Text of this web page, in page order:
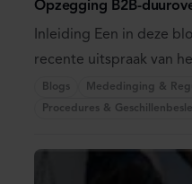
Opzegging B2B-
Inleiding Een in deze
recente uitspraak van
illustreert het ...
Blogs
Mededinging &
Procedures &